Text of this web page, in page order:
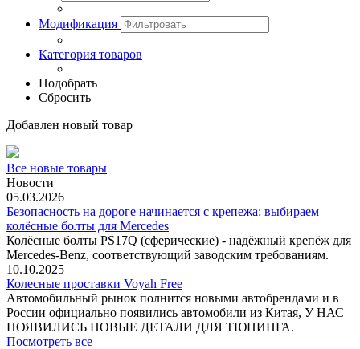
Модификация
Категория товаров
Подобрать
Сбросить
Добавлен новый товар
Все новые товары
Новости
05.03.2026
Безопасность на дороге начинается с крепежа: выбираем
колёсные болты для Mercedes
Колёсные болты PS17Q (сферические) - надёжный крепёж для
Mercedes‑Benz, соответствующий заводским требованиям.
10.10.2025
Колесные проставки Voyah Free
Автомобильный рынок полнится новыми автобрендами и в
России официально появились автомобили из Китая, У НАС
ПОЯВИЛИСЬ НОВЫЕ ДЕТАЛИ ДЛЯ ТЮНИНГА.
Посмотреть все